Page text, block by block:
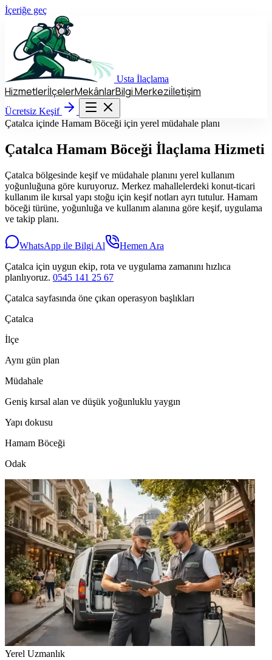
İçeriğe geç
Usta İlaçlama
HizmetlerİlçelerMekânlarBilgi Merkeziİletişim
Ücretsiz Keşif
Hizmetler İlçeler Mekânlar Bilgi Merkezi
Ücretsiz Keşif
Çatalca içinde Hamam Böceği için yerel müdahale planı
Çatalca Hamam Böceği İlaçlama Hizmeti
Çatalca bölgesinde keşif ve müdahale planını yerel kullanım
yoğunluğuna göre kuruyoruz. Merkez mahallelerdeki konut-ticari
kullanım ile kırsal yapı stoğu için keşif notları ayrı tutulur. Hamam
böceği türüne, yoğunluğa ve kullanım alanına göre keşif, uygulama
ve takip planı.
WhatsApp ile Bilgi Al
Hemen Ara
Çatalca için uygun ekip, rota ve uygulama zamanını hızlıca
planlıyoruz. 0545 141 25 67
Çatalca sayfasında öne çıkan operasyon başlıkları
Çatalca
İlçe
Aynı gün plan
Müdahale
Geniş kırsal alan ve düşük yoğunluklu yaygın
Yapı dokusu
Hamam Böceği
Odak
Yerel Uzmanlık